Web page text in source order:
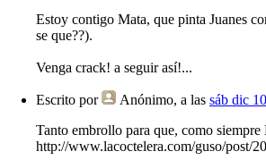
Estoy contigo Mata, que pinta Juanes
se que??).
Venga crack! a seguir así!...
Escrito por Anónimo, a las sáb dic
Tanto embrollo para que, como
http://www.lacoctelera.com/guso/post/